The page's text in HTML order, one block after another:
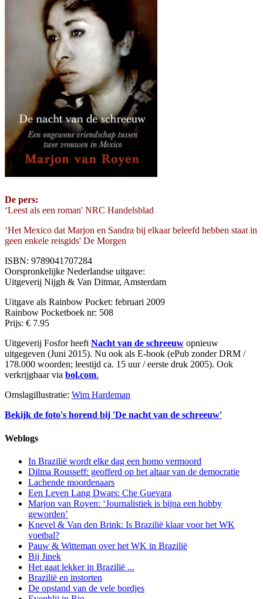
De pers:
‘Leest als een roman' NRC Handelsblad
‘Het Mexico dat Marjon en Sandra bij elkaar beleefd hebben staat in
geen enkele reisgids' De Morgen
ISBN: 9789041707284
Oorspronkelijke Nederlandse uitgave:
Uitgeverij Nijgh & Van Ditmar, Amsterdam
Uitgave als Rainbow Pocket: februari 2009
Rainbow Pocketboek nr: 508
Prijs: € 7.95
Uitgeverij Fosfor heeft Nacht van de schreeuw opnieuw
uitgegeven (Juni 2015). Nu ook als E-book (ePub zonder DRM /
178.000 woorden; leestijd ca. 15 uur / eerste druk 2005). Ook
verkrijgbaar via bol.com.
Omslagillustratie: Wim Hardeman
Bekijk de foto's horend bij 'De nacht van de schreeuw'
Weblogs
In Brazilië wordt elke dag een homo vermoord
Dilma Rousseff: geofferd op het altaar van de democratie
Lachende moordenaars
Een Leven Lang Dwars: Che Guevara
Marjon van Royen: ‘Journalistiek is bijna een hobby
geworden’
Knevel & Van den Brink: Is Brazilië klaar voor het WK
voetbal?
Pauw & Witteman over het WK in Brazilië
Bij Jinek
Het gaat lekker in Brazilië ...
Brazilië en instorten
De opstand van de vele bordjes